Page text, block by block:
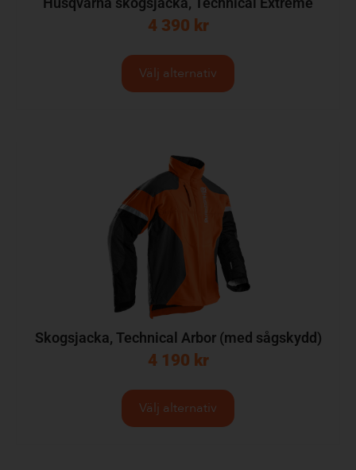
4 390 kr
Välj alternativ
Skogsjacka, Technical Arbor (med sågskydd)
4 190 kr
Välj alternativ